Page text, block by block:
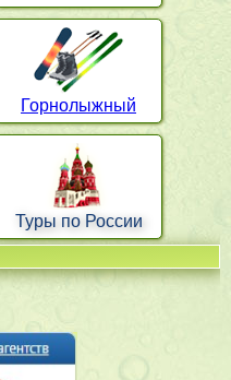
Горнолыжный
Туры по России